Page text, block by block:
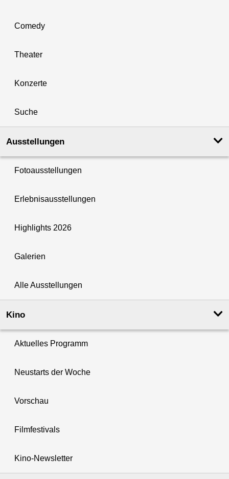
Comedy
Theater
Konzerte
Suche
Ausstellungen
Fotoausstellungen
Erlebnisausstellungen
Highlights 2026
Galerien
Alle Ausstellungen
Kino
Aktuelles Programm
Neustarts der Woche
Vorschau
Filmfestivals
Kino-Newsletter